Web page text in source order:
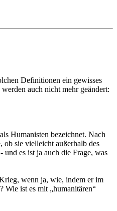
Definitionen ein gewisses
auch nicht mehr geändert:
Humanisten bezeichnet. Nach
ob sie vielleicht außerhalb des
es ist ja auch die Frage, was
wenn ja, wie, indem er im
Wie ist es mit „humanitären“